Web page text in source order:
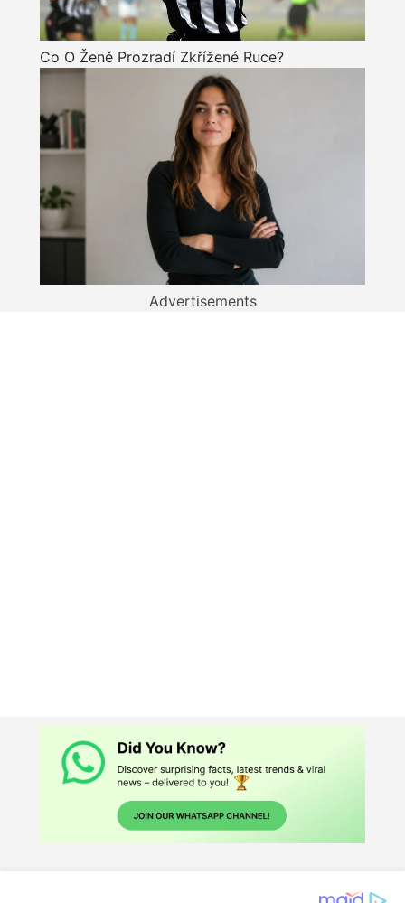
Co O Ženě Prozradí Zkřížené Ruce?
Advertisements